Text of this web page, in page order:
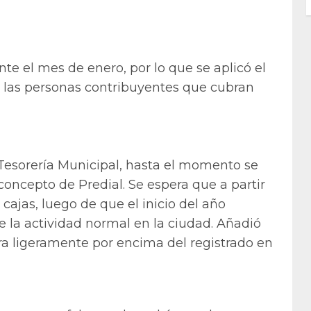
el mes de enero, por lo que se aplicó el
personas contribuyentes que cubran
Municipal, hasta el momento se
de Predial. Se espera que a partir
luego de que el inicio del año
la actividad normal en la ciudad. Añadió
ligeramente por encima del registrado en